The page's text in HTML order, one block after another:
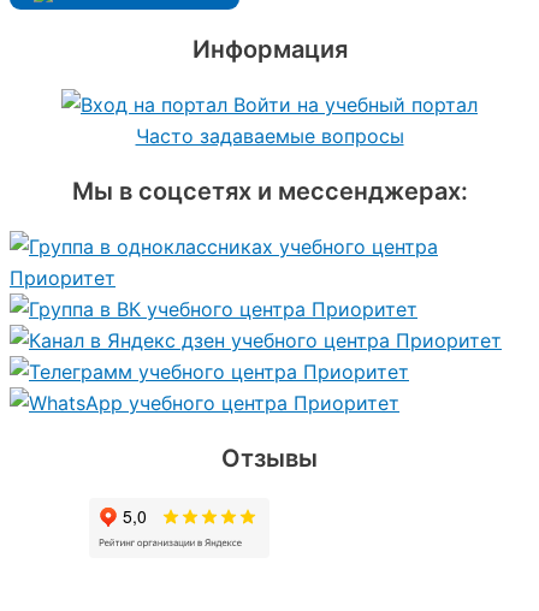
Информация
Войти на учебный портал
Часто задаваемые вопросы
Мы в соцсетях и мессенджерах:
Отзывы